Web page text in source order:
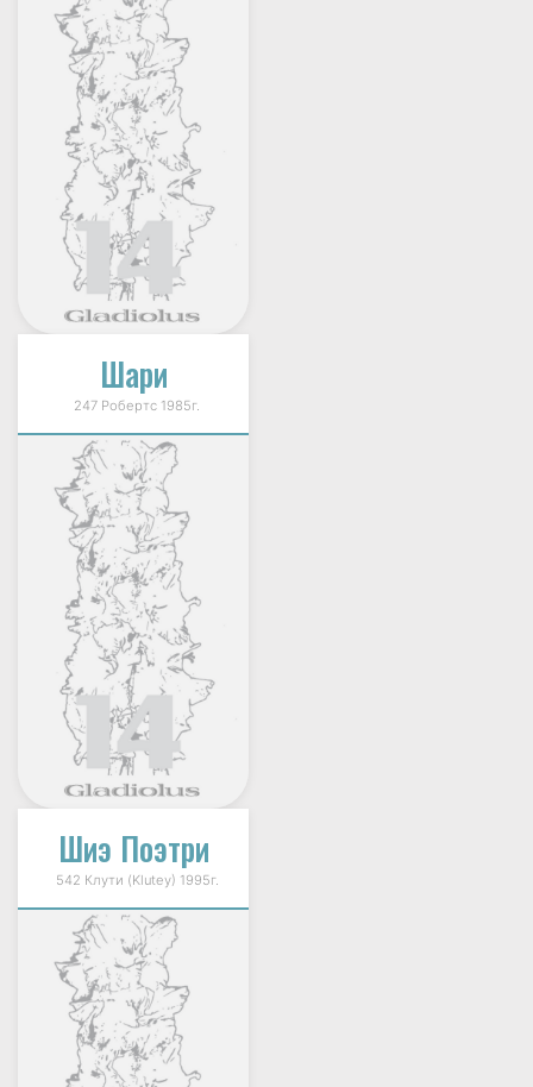
Шари
247 Робертс 1985г.
Шиэ Поэтри
542 Клути (Klutey) 1995г.